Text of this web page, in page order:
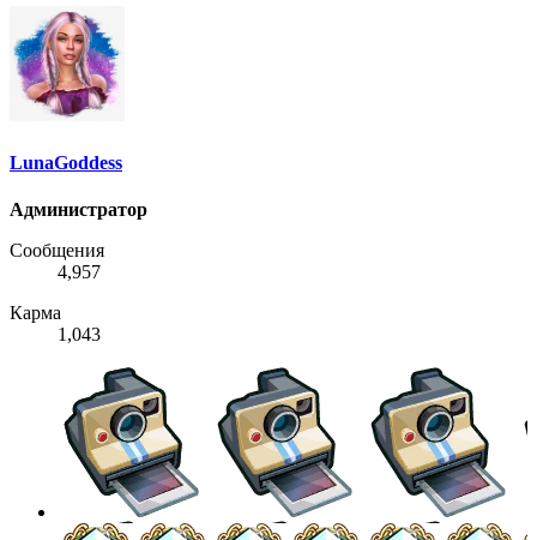
LunaGoddess
Администратор
Сообщения
4,957
Карма
1,043